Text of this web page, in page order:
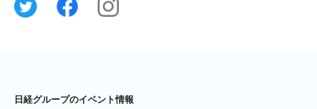
日経グループのイベント情報